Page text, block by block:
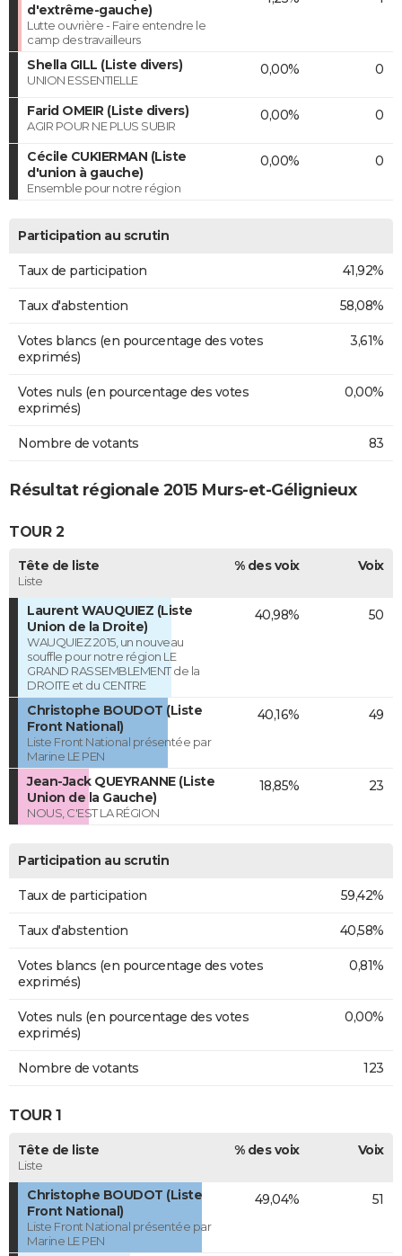
d'extrême-gauche)
Lutte ouvrière - Faire entendre le
camp des travailleurs
Shella GILL (Liste divers)
UNION ESSENTIELLE
0,00% 0
Farid OMEIR (Liste divers)
AGIR POUR NE PLUS SUBIR
0,00% 0
Cécile CUKIERMAN (Liste
d'union à gauche)
Ensemble pour notre région
0,00% 0
Participation au scrutin
Taux de participation 41,92%
Taux d'abstention 58,08%
Votes blancs (en pourcentage des votes
exprimés)
3,61%
Votes nuls (en pourcentage des votes
exprimés)
0,00%
Nombre de votants 83
Résultat régionale 2015 Murs-et-Gélignieux
TOUR 2
Tête de liste
Liste
% des voix Voix
Laurent WAUQUIEZ (Liste
Union de la Droite)
WAUQUIEZ 2015, un nouveau
souffle pour notre région LE
GRAND RASSEMBLEMENT de la
DROITE et du CENTRE
40,98% 50
Christophe BOUDOT (Liste
Front National)
Liste Front National présentée par
Marine LE PEN
40,16% 49
Jean-Jack QUEYRANNE (Liste
Union de la Gauche)
NOUS, C'EST LA RÉGION
18,85% 23
Participation au scrutin
Taux de participation 59,42%
Taux d'abstention 40,58%
Votes blancs (en pourcentage des votes
exprimés)
0,81%
Votes nuls (en pourcentage des votes
exprimés)
0,00%
Nombre de votants 123
TOUR 1
Tête de liste
Liste
% des voix Voix
Christophe BOUDOT (Liste
Front National)
Liste Front National présentée par
Marine LE PEN
49,04% 51